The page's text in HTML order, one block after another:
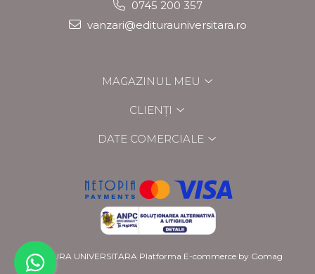
0745 200 357
vanzari@editurauniversitara.ro
MAGAZINUL MEU
CLIENȚI
DATE COMERCIALE
EDITURA UNIVERSITARA Platforma E-commerce by Gomag